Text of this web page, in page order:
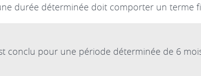
durée déterminée doit comporter un terme
conclu pour une période déterminée de 6